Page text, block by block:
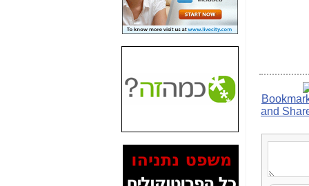
האם השר איוב קרא
היה צריך בכלל לחתום
האם ביבי וקרא קבלו
בכלל תמורה עבור
ההטבות הרגולטוריות
המסמכים בנושא בזק-
Yes (תיק 4000)
מוכיחים "תפירת תיק"
לאיש הלא נכון! -כאן